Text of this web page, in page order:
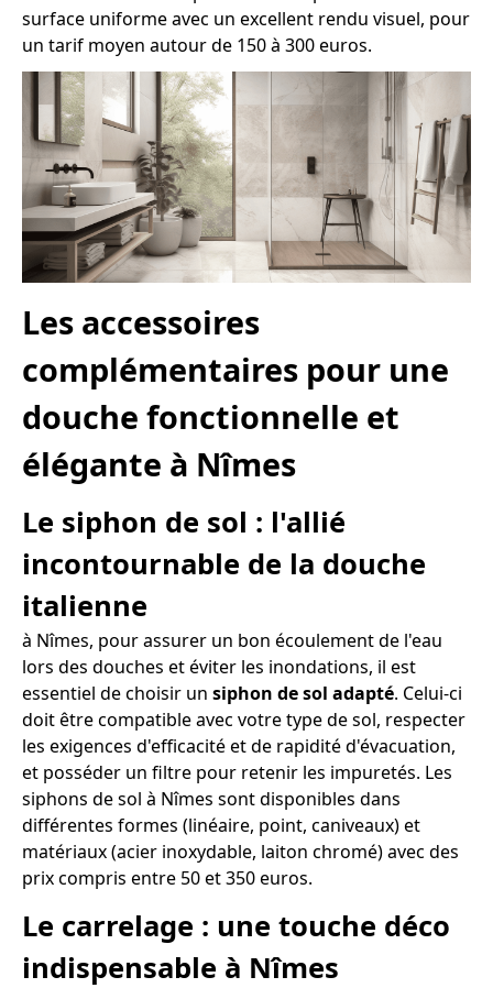
surface uniforme avec un excellent rendu visuel, pour
un tarif moyen autour de 150 à 300 euros.
Les accessoires
complémentaires pour une
douche fonctionnelle et
élégante à Nîmes
Le siphon de sol : l'allié
incontournable de la douche
italienne
à Nîmes, pour assurer un bon écoulement de l'eau
lors des douches et éviter les inondations, il est
essentiel de choisir un siphon de sol adapté. Celui-ci
doit être compatible avec votre type de sol, respecter
les exigences d'efficacité et de rapidité d'évacuation,
et posséder un filtre pour retenir les impuretés. Les
siphons de sol à Nîmes sont disponibles dans
différentes formes (linéaire, point, caniveaux) et
matériaux (acier inoxydable, laiton chromé) avec des
prix compris entre 50 et 350 euros.
Le carrelage : une touche déco
indispensable à Nîmes